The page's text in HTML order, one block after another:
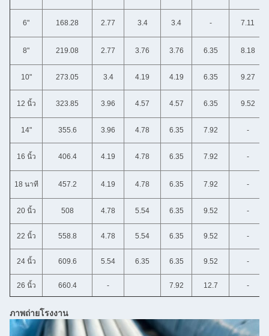
6" 168.28 2.77 3.4 3.4 - 7.11
8" 219.08 2.77 3.76 3.76 6.35 8.18
10" 273.05 3.4 4.19 4.19 6.35 9.27
12 นิ้ว 323.85 3.96 4.57 4.57 6.35 9.52
14" 355.6 3.96 4.78 6.35 7.92 -
16 นิ้ว 406.4 4.19 4.78 6.35 7.92 -
18 นาที 457.2 4.19 4.78 6.35 7.92 -
20 นิ้ว 508 4.78 5.54 6.35 9.52 -
22 นิ้ว 558.8 4.78 5.54 6.35 9.52 -
24 นิ้ว 609.6 5.54 6.35 6.35 9.52 -
26 นิ้ว 660.4 - 7.92 12.7 -
ภาพถ่ายโรงงาน